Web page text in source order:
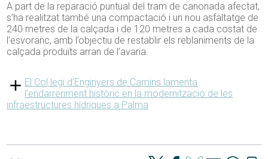
A part de la reparació puntual del tram de canonada afectat,
s’ha realitzat també una compactació i un nou asfaltatge de
240 metres de la calçada i de 120 metres a cada costat de
l’esvoranc, amb l’objectiu de restablir els reblaniments de la
calçada produïts arran de l’avaria.
El Col·legi d’Enginyers de Camins lamenta
l’endarreriment històric en la modernització de les
infraestructures hídriques a Palma